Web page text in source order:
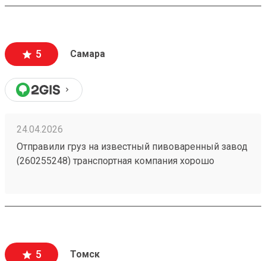
дешевле.
5 Самара
24.04.2026
Отправили груз на известный пивоваренный завод
(260255248) транспортная компания хорошо
5 Томск